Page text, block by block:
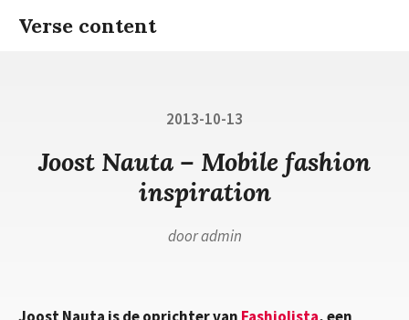
naarVerse content
Gepubliceerd
2013-10-13
Joost Nauta – Mobile fashion
inspiration
dooradmin